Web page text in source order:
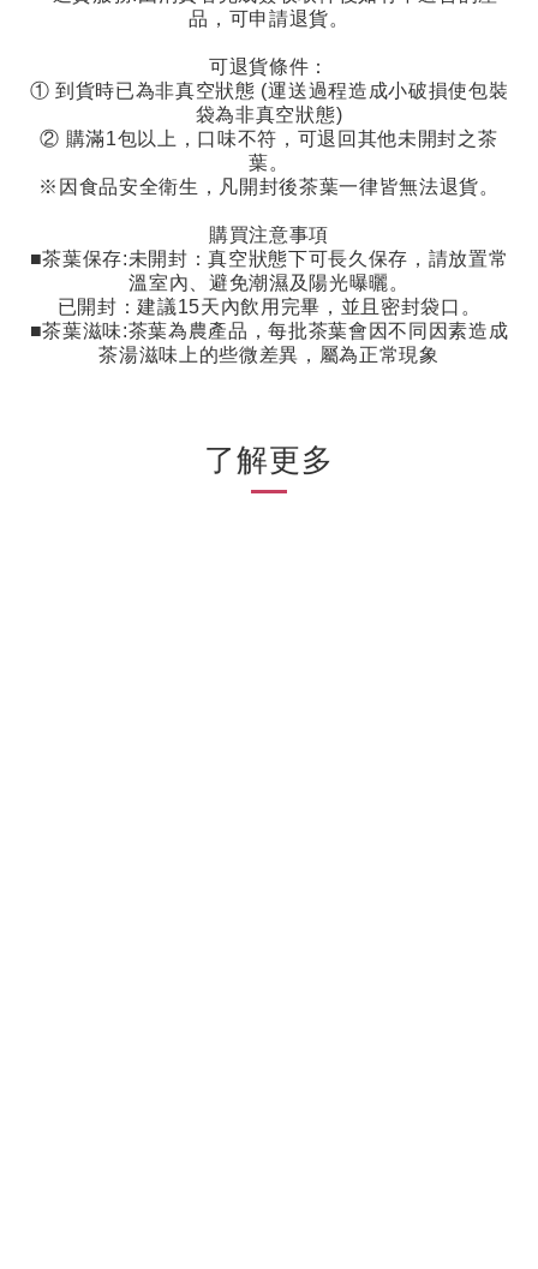
品，可申請退貨。
可退貨條件：
① 到貨時已為非真空狀態 (運送過程造成小破損使包裝
袋為非真空狀態)
② 購滿1包以上，口味不符，可退回其他未開封之茶
葉。
※因食品安全衛生，凡開封後茶葉一律皆無法退貨。
購買注意事項
■茶葉保存:未開封：真空狀態下可長久保存，請放置常
溫室內、避免潮濕及陽光曝曬。
已開封：建議15天內飲用完畢，並且密封袋口。
■茶葉滋味:茶葉為農產品，每批茶葉會因不同因素造成
茶湯滋味上的些微差異，屬為正常現象
了解更多